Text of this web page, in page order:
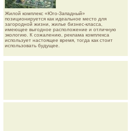
Жилой комплекс «Юго-Западный»
позиционируется как идеальное место для
загородной жизни, жилье бизнес-класса,
имеющее выгодное расположение и отличную
экологию. К сожалению, реклама комплекса
использует настоящее время, тогда как стоит
использовать будущее.